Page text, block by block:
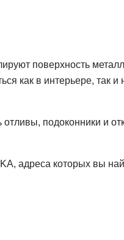
поверхность
как в интерьере, так
подоконники и
адреса которых вы